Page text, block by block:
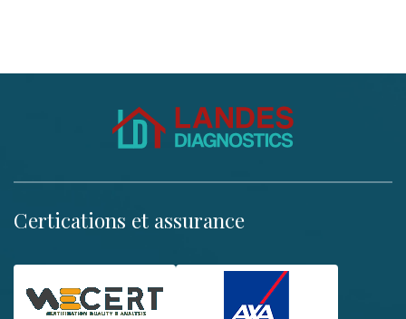
Certications et assurance